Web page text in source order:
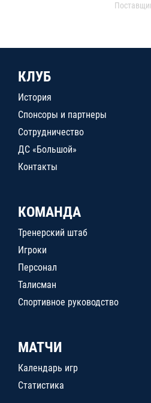
КЛУБ
История
Спонсоры и партнеры
Сотрудничество
ДС «Большой»
Контакты
КОМАНДА
Тренерский штаб
Игроки
Персонал
Талисман
Спортивное руководство
МАТЧИ
Календарь игр
Статистика